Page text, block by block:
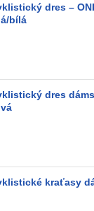
dres –
bílá
dres
kraťasy